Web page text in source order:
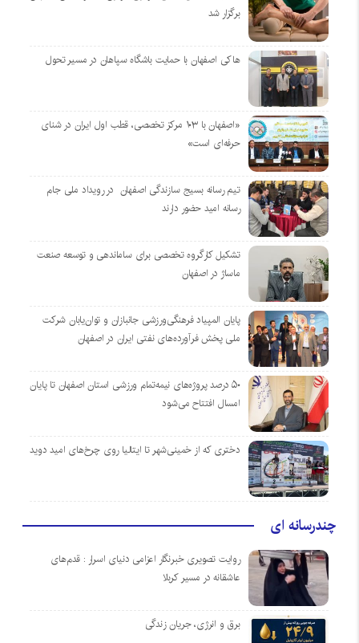
برگزار شد
هاکی اصفهان با حمایت باشگاه سپاهان در مسیر تحول
«اصفهان با ۱۰۳ مرکز تخصصی، قطب اول ایران در شنای
حرفه‌ای است»
تیم رسانه بسیج سازندگی اصفهان در رویداد ملی جام
رسانه امید حضور دارند
تشکیل کارگروه تخصصی برای ساماندهی و توسعه صنعت
ماساژ در اصفهان
پایان المپیاد فرهنگی‌ورزشی جانبازان و توان‌یابان شرکت
ملی پخش فرآورده‌های نفتی ایران در اصفهان
۵۰ درصد پروژه‌های نیمه‌تمام ورزشی استان اصفهان تا پایان
امسال افتتاح می‌شود
دختری که از خمینی‌شهر تا ایتالیا روی چرخ‌های امید دوید
چندرسانه ای
روایت تصویری خبرنگار اعزامی دنیای اسرار : قدم‌های
عاشقانه در مسیر کربلا
برق و انرژی، جریان زندگی